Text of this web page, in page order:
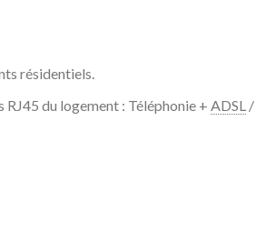
résidentiels.
du logement : Téléphonie + ADSL/